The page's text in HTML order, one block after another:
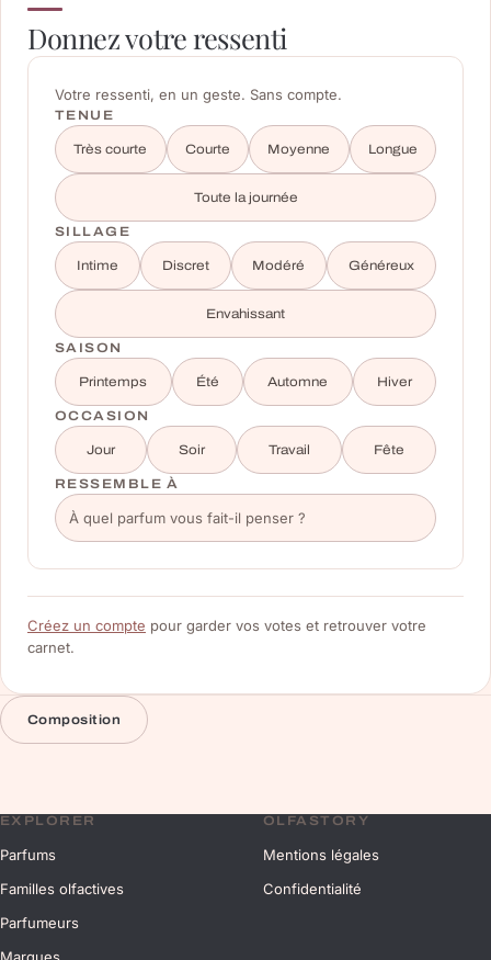
Donnez votre ressenti
Votre ressenti, en un geste. Sans compte.
TENUE
Très courte Courte Moyenne Longue
Toute la journée
SILLAGE
Intime Discret Modéré Généreux
Envahissant
SAISON
Printemps Été Automne Hiver
OCCASION
Jour Soir Travail Fête
RESSEMBLE À
Créez un compte pour garder vos votes et retrouver votre
carnet.
Composition
EXPLORER
Parfums
Familles olfactives
Parfumeurs
Marques
OLFASTORY
Mentions légales
Confidentialité